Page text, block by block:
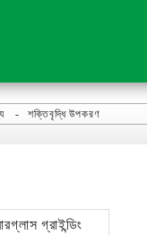
শক্তিবৃদ্ধি উপকরণ
গ্রাইন্ডিং